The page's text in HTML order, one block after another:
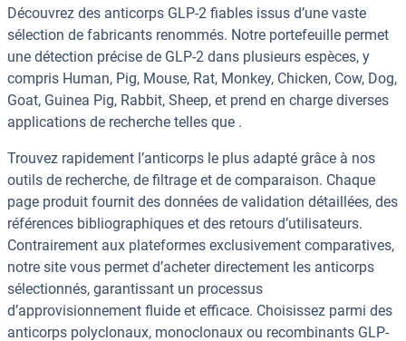
Découvrez des anticorps GLP-2 fiables issus d’une vaste
sélection de fabricants renommés. Notre portefeuille permet
une détection précise de GLP-2 dans plusieurs espèces, y
compris Human, Pig, Mouse, Rat, Monkey, Chicken, Cow, Dog,
Goat, Guinea Pig, Rabbit, Sheep, et prend en charge diverses
applications de recherche telles que .
Trouvez rapidement l’anticorps le plus adapté grâce à nos
outils de recherche, de filtrage et de comparaison. Chaque
page produit fournit des données de validation détaillées, des
références bibliographiques et des retours d’utilisateurs.
Contrairement aux plateformes exclusivement comparatives,
notre site vous permet d’acheter directement les anticorps
sélectionnés, garantissant un processus
d’approvisionnement fluide et efficace. Choisissez parmi des
anticorps polyclonaux, monoclonaux ou recombinants GLP-